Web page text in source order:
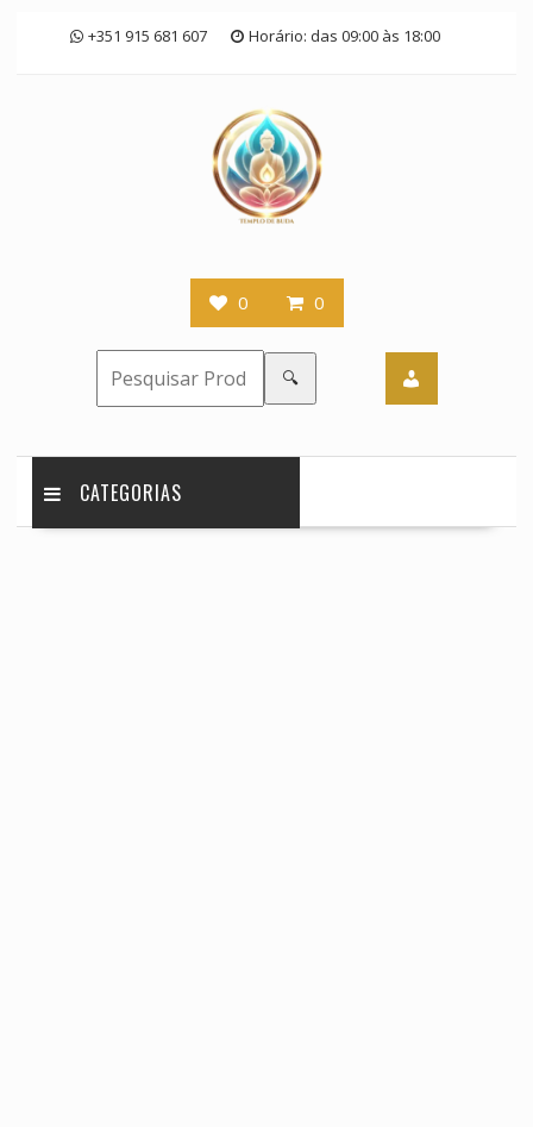
+351 915 681 607 Horário: das 09:00 às 18:00
0 0
🔍
CATEGORIAS